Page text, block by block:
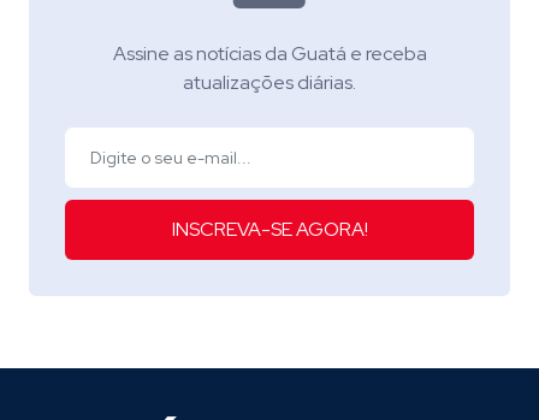
Assine as notícias da Guatá e receba
atualizações diárias.
INSCREVA-SE AGORA!